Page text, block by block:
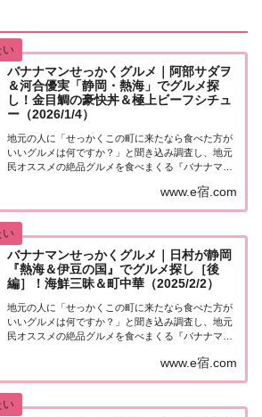
バナナマンせっかくグルメ｜阿部サダヲ
＆河合優実「静岡・熱海」でグルメ探
し！金目鯛の豪快丼＆極上ビーフシチュ
ー（2026/1/4）
地元の人に「せっかくこの町に来たなら食べた方が
いいグルメは何ですか？」と聞き込み調査し、地元
民オススメの絶品グルメを食べまくる『バナナマン
ンのせっかくグルメ』は、ふてほど親子！阿部サダ
ヲ＆河合優実が静岡・熱海で絶品グルメを満喫！...
www.e宿.com
バナナマンせっかくグルメ｜日村が静岡
『熱海＆伊豆の国』でグルメ探し［後
編］！海鮮三昧＆町中華（2025/2/2）
地元の人に「せっかくこの町に来たなら食べた方が
いいグルメは何ですか？」と聞き込み調査し、地元
民オススメの絶品グルメを食べまくる『バナナマン
ンのせっかくグルメ』は日村さんが静岡・熱海＆伊
豆の国で絶品グルメを満喫［続編］！熱海で朝獲...
www.e宿.com